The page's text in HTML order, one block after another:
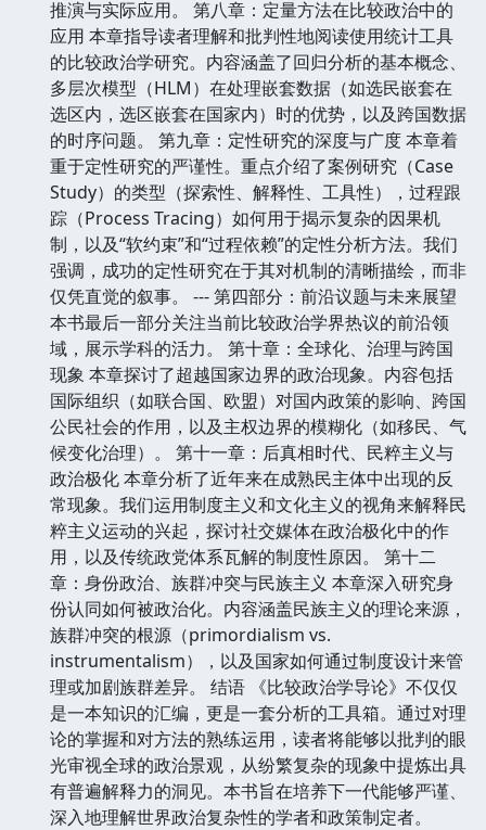
推演与实际应用。 第八章：定量方法在比较政治中的
应用 本章指导读者理解和批判性地阅读使用统计工具
的比较政治学研究。内容涵盖了回归分析的基本概念、
多层次模型（HLM）在处理嵌套数据（如选民嵌套在
选区内，选区嵌套在国家内）时的优势，以及跨国数据
的时序问题。 第九章：定性研究的深度与广度 本章着
重于定性研究的严谨性。重点介绍了案例研究（Case
Study）的类型（探索性、解释性、工具性），过程跟
踪（Process Tracing）如何用于揭示复杂的因果机
制，以及“软约束”和“过程依赖”的定性分析方法。我们
强调，成功的定性研究在于其对机制的清晰描绘，而非
仅凭直觉的叙事。 --- 第四部分：前沿议题与未来展望
本书最后一部分关注当前比较政治学界热议的前沿领
域，展示学科的活力。 第十章：全球化、治理与跨国
现象 本章探讨了超越国家边界的政治现象。内容包括
国际组织（如联合国、欧盟）对国内政策的影响、跨国
公民社会的作用，以及主权边界的模糊化（如移民、气
候变化治理）。 第十一章：后真相时代、民粹主义与
政治极化 本章分析了近年来在成熟民主体中出现的反
常现象。我们运用制度主义和文化主义的视角来解释民
粹主义运动的兴起，探讨社交媒体在政治极化中的作
用，以及传统政党体系瓦解的制度性原因。 第十二
章：身份政治、族群冲突与民族主义 本章深入研究身
份认同如何被政治化。内容涵盖民族主义的理论来源，
族群冲突的根源（primordialism vs.
instrumentalism），以及国家如何通过制度设计来管
理或加剧族群差异。 结语 《比较政治学导论》不仅仅
是一本知识的汇编，更是一套分析的工具箱。通过对理
论的掌握和对方法的熟练运用，读者将能够以批判的眼
光审视全球的政治景观，从纷繁复杂的现象中提炼出具
有普遍解释力的洞见。本书旨在培养下一代能够严谨、
深入地理解世界政治复杂性的学者和政策制定者。